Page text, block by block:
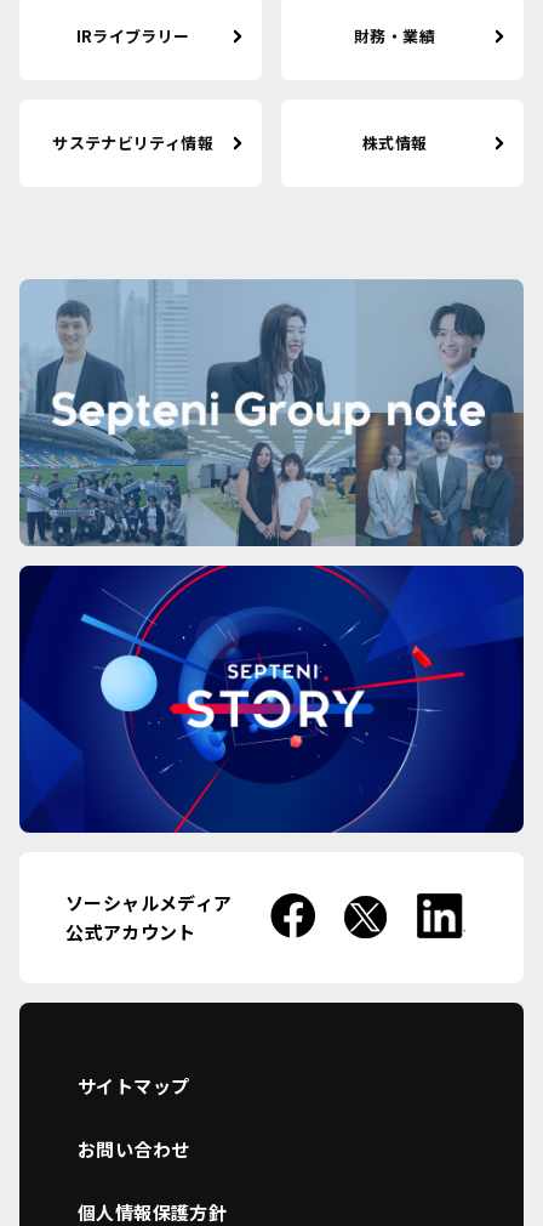
IRライブラリー 財務・業績
サステナビリティ情報 株式情報
ソーシャルメディア
公式アカウント
サイトマップ
お問い合わせ
個人情報保護方針